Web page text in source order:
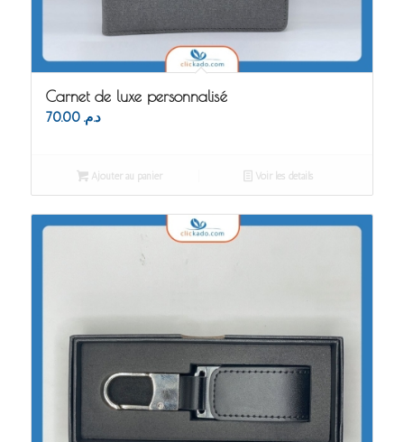
Carnet de luxe personnalisé
د.م. 70.00
Ajouter au panier Voir les détails